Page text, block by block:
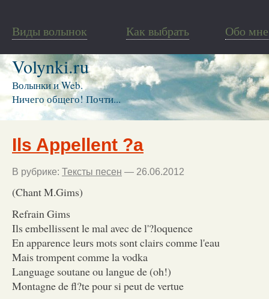
Виды волынок Как выбрать Обо мне
Volynki.ru
Волынки и Web.
Ничего общего! Почти...
Ils Appellent ?a
В рубрике: Тексты песен — 26.06.2012
(Chant M.Gims)
Refrain Gims
Ils embellissent le mal avec de l'?loquence
En apparence leurs mots sont clairs comme l'eau
Mais trompent comme la vodka
Language soutane ou langue de (oh!)
Montagne de fl?te pour si peut de vertue